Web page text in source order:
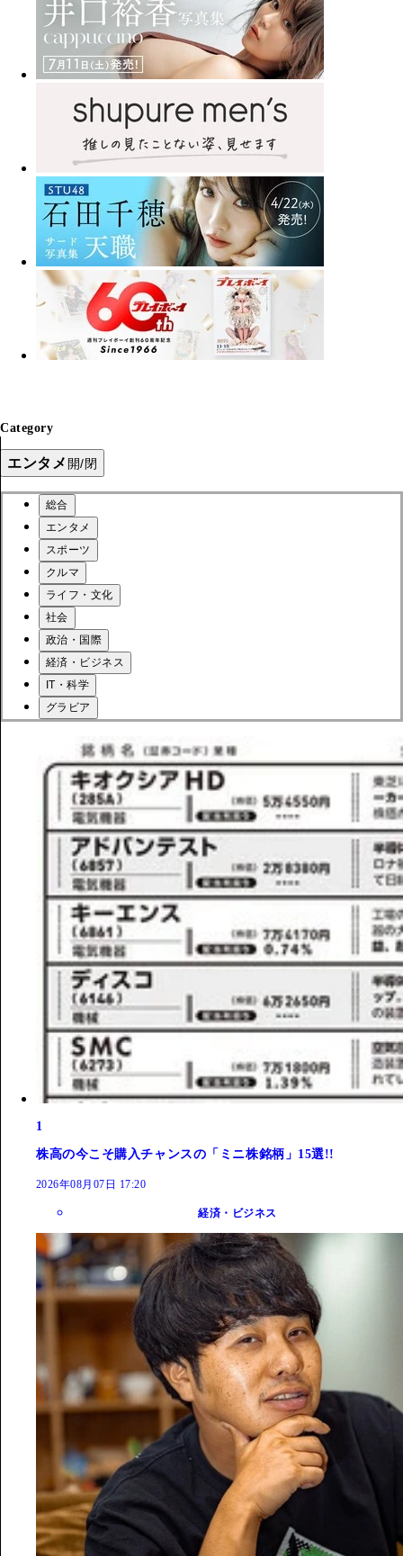
Category
エンタメ 開/閉
総合
エンタメ
スポーツ
クルマ
ライフ・文化
社会
政治・国際
経済・ビジネス
IT・科学
グラビア
1
株高の今こそ購入チャンスの「ミニ株銘柄」15選!!
2026年08月07日 17:20
経済・ビジネス